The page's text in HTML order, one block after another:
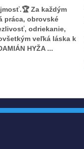
Za každým
práca, obrovské
odriekanie,
veľká láska k
HYŽA ...